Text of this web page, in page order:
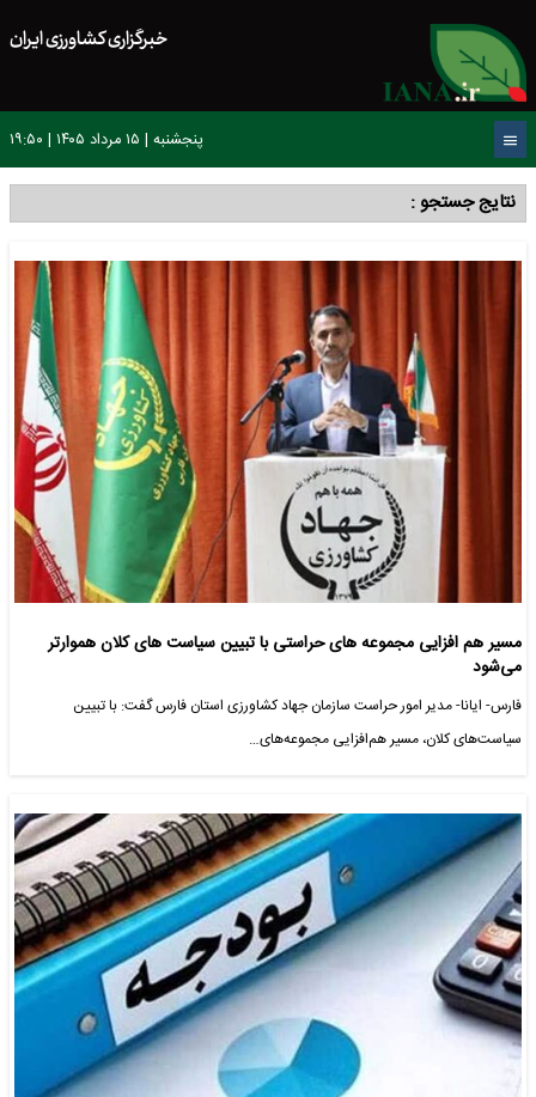
خبرگزاری کشاورزی ایران
پنجشنبه | ۱۵ مرداد ۱۴۰۵ | ۱۹:۵۰
نتایج جستجو :
مسیر هم افزایی مجموعه های حراستی با تبیین سیاست های کلان هموارتر
می‌شود
فارس- ایانا- مدیر امور حراست سازمان جهاد کشاورزی استان فارس گفت: با تبیین
سیاست‌های کلان، مسیر هم‌افزایی مجموعه‌های…